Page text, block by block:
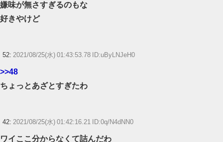
嫌味が無さすぎるのもな
好きやけど
52: 2021/08/25(水) 01:43:53.78 ID:uByLNJeH0
>>48
ちょっとあざとすぎたわ
42: 2021/08/25(水) 01:42:16.21 ID:0q/N4dNN0
ワイここ分からなくて詰んだわ